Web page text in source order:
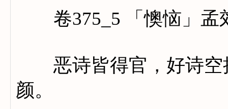
卷375_5 「懊恼」孟
恶诗皆得官，好诗空
颜。